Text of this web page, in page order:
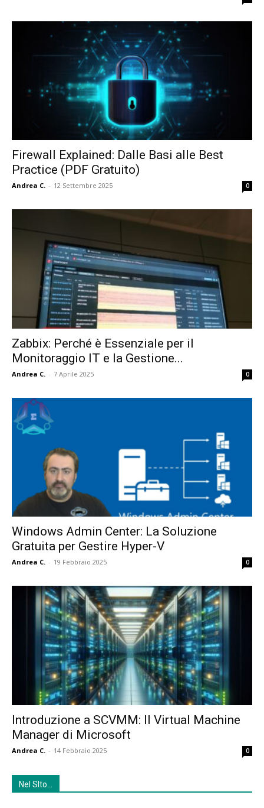
Firewall Explained: Dalle Basi alle Best
Practice (PDF Gratuito)
Andrea C. - 12 Settembre 2025 0
Zabbix: Perché è Essenziale per il
Monitoraggio IT e la Gestione...
Andrea C. - 7 Aprile 2025 0
Windows Admin Center: La Soluzione
Gratuita per Gestire Hyper-V
Andrea C. - 19 Febbraio 2025 0
Introduzione a SCVMM: Il Virtual Machine
Manager di Microsoft
Andrea C. - 14 Febbraio 2025 0
Nel SIto…